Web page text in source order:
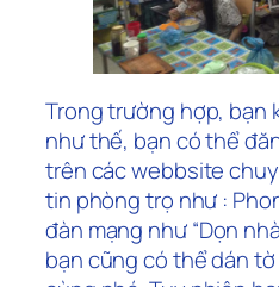
Trong trường hợp, bạn
như thế, bạn có thể
trên các webbsite
tin phòng trọ như :
đàn mạng như “Dọn
bạn cũng có thể dán